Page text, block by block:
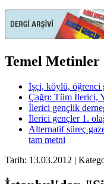
Temel Metinler
İşçi, köylü, öğrenci
Çağrı: Tüm İlerici,
İlerici gençlik
İlerici gençler 1.
Alternatif süreç
tam metni
Tarih: 13.03.2012 |